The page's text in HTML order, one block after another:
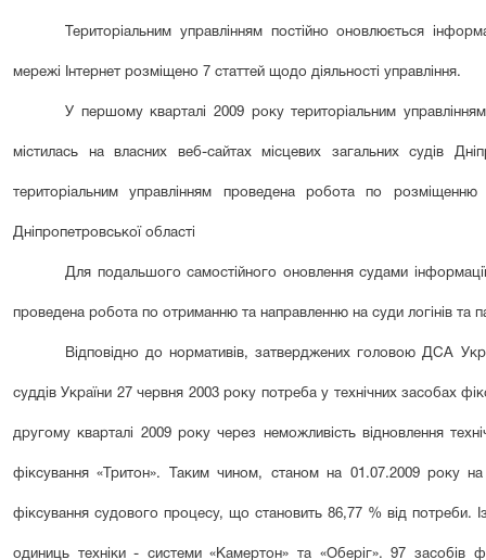
Територіальним управлінням постійно оновлюється
мережі Інтернет розміщено 7 статтей щодо діяльності управління.
У першому кварталі 2009 року територіальним
містилась на власних веб-сайтах місцевих загальних судів
територіальним управлінням проведена робота по розміщенню
Дніпропетровської області
Для подальшого самостійного оновлення судами
проведена робота по отриманню та направленню на суди логінів та
Відповідно до нормативів, затверджених головою ДСА
суддів України 27 червня 2003 року потреба у технічних засобах
другому кварталі 2009 року через неможливість відновлення
фіксування «Тритон». Таким чином, станом на 01.07.2009 року на
фіксування судового процесу, що становить 86, 77 % від потреби.
одиниць техніки - системи «Камертон» та «Оберіг». 97 засобів